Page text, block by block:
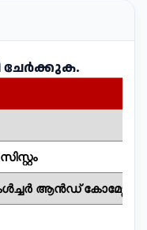
ചേർക്കുക.
ആൻഡ് കോമേഴ്സ്